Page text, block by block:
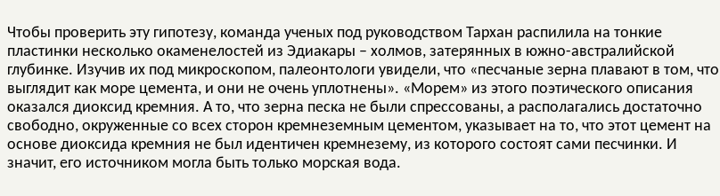
Чтобы проверить эту гипотезу, команда ученых под руководством Тархан распилила на тонкие
пластинки несколько окаменелостей из Эдиакары – холмов, затерянных в южно-австралийской
глубинке. Изучив их под микроскопом, палеонтологи увидели, что «песчаные зерна плавают в том, что
выглядит как море цемента, и они не очень уплотнены». «Морем» из этого поэтического описания
оказался диоксид кремния. А то, что зерна песка не были спрессованы, а располагались достаточно
свободно, окруженные со всех сторон кремнеземным цементом, указывает на то, что этот цемент на
основе диоксида кремния не был идентичен кремнезему, из которого состоят сами песчинки. И
значит, его источником могла быть только морская вода.